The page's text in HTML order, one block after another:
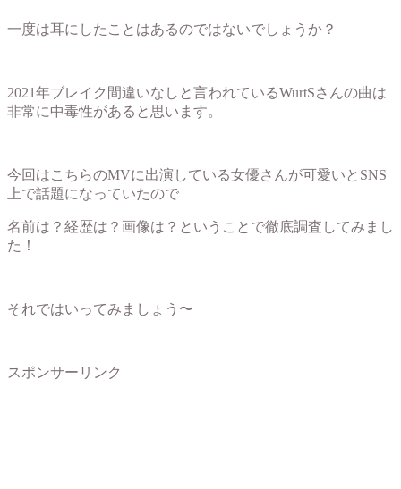
一度は耳にしたことはあるのではないでしょうか？
2021年ブレイク間違いなしと言われているWurtSさんの曲は
非常に中毒性があると思います。
今回はこちらのMVに出演している女優さんが可愛いとSNS
上で話題になっていたので
名前は？経歴は？画像は？ということで徹底調査してみまし
た！
それではいってみましょう〜
スポンサーリンク